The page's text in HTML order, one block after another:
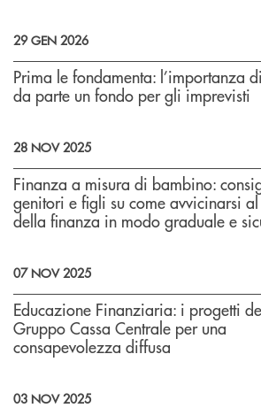
29 GEN 2026
Prima le fondamenta: l’importanza
da parte un fondo per gli imprevisti
28 NOV 2025
Finanza a misura di bambino:
genitori e figli su come avvicinarsi
della finanza in modo graduale e
07 NOV 2025
Educazione Finanziaria: i progetti
Gruppo Cassa Centrale per una
consapevolezza diffusa
03 NOV 2025